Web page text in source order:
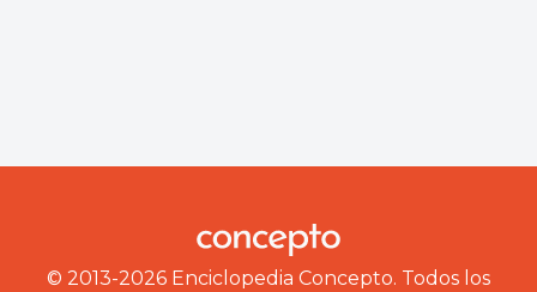
© 2013-2026 Enciclopedia Concepto. Todos los